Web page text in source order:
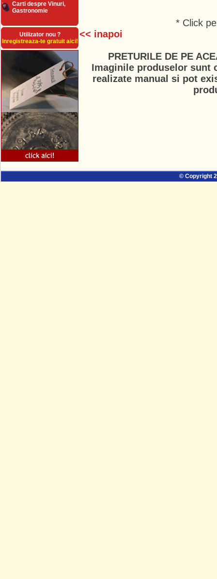
Carti despre Vinuri,
Gastronomie
Utilizator nou ?
Inregistreaza-te gratuit aici!
* Click
<< inapoi
PRETURILE DE PE
Imaginile produselor sunt
realizate manual si pot
© Copyright